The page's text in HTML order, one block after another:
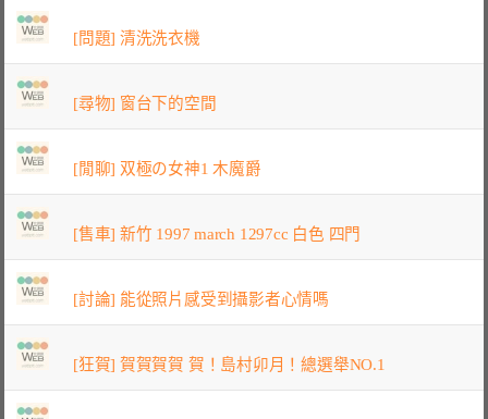
[問題] 清洗洗衣機
[尋物] 窗台下的空間
[閒聊] 双極の女神1 木魔爵
[售車] 新竹 1997 march 1297cc 白色 四門
[討論] 能從照片感受到攝影者心情嗎
[狂賀] 賀賀賀賀 賀！島村卯月！總選舉NO.1